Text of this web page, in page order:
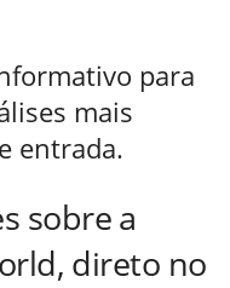
para
mais
entrada.
sobre a
direto no